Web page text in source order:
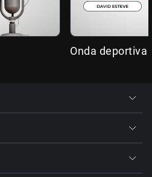
Onda deportiva